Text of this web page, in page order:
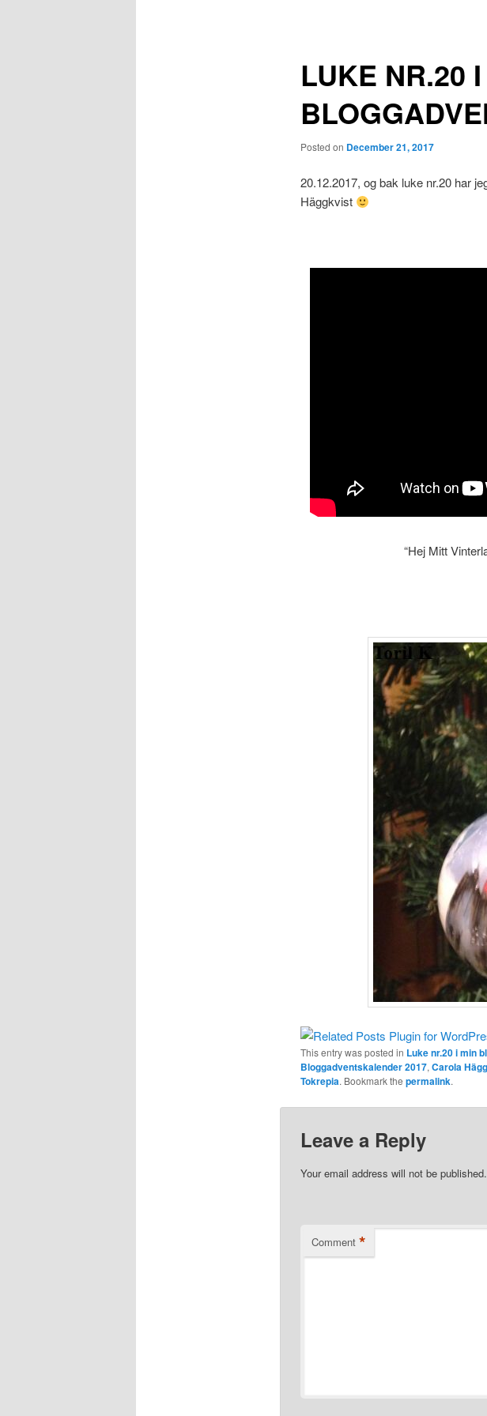
LUKE NR.20
Posted on December 21, 2017
20.12.2017, og bak luke nr.20 har
Häggkvist
“Hej Mitt
This entry was posted in Luke nr.20 i min
Bloggadventskalender 2017, Carola
Tokrepia. Bookmark the permalink.
Leave a Reply
Your email address will not be published.
Comment *